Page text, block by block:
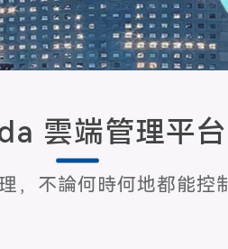
雲端管理平台
，不論何時何地都能控